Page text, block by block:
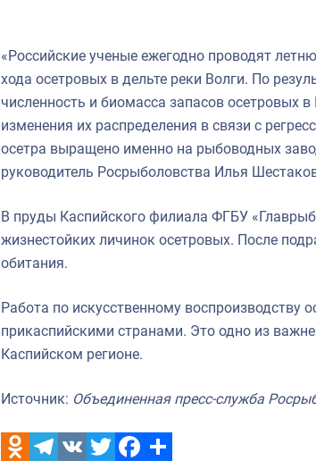
«Российские ученые ежегодно проводят
хода осетровых в дельте реки Волги. По
численность и биомасса запасов осетровых
изменения их распределения в связи с
осетра выращено именно на рыбоводных
руководитель Росрыболовства Илья
В пруды Каспийского филиала ФГБУ
жизнестойких личинок осетровых. После
обитания.
Работа по искусственному воспроизводству
прикаспийскими странами. Это одно из
Каспийском регионе.
Источник: Объединенная пресс-служба